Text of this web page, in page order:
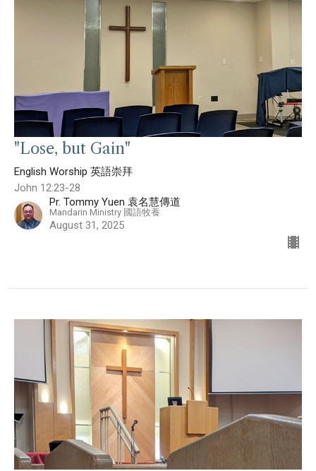
"Lose, but Gain"
English Worship 英語崇拜
John 12:23-28
Pr. Tommy Yuen 袁名慧傳道
Mandarin Ministry 國語牧養
August 31, 2025